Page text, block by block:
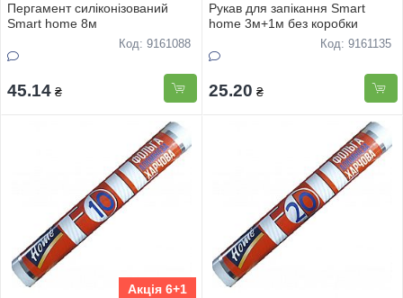
Пергамент силіконізований
Smart home 8м
Код: 9161088
45.14 ₴
Рукав для запікання Smart
home 3м+1м без коробки
Код: 9161135
25.20 ₴
Акція 6+1